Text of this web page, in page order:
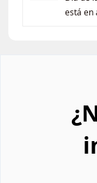
está en